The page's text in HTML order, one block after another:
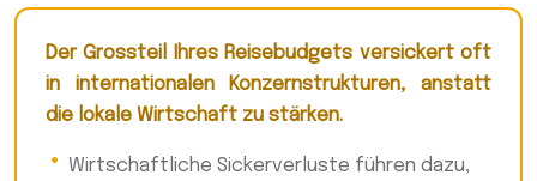
Der Grossteil Ihres Reisebudgets versickert oft
in internationalen Konzernstrukturen, anstatt
die lokale Wirtschaft zu stärken.
Wirtschaftliche Sickerverluste führen dazu,